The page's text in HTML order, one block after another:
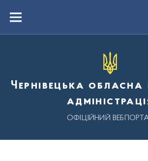
вмістуMenu
Чернівецька обласна
ОФІЦІЙНИЙ